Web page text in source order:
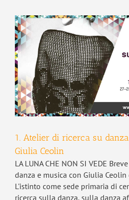
1. Atelier di ricerca su
Giulia Ceolin
LA LUNA CHE NON SI VEDE
danza e musica con Giulia
L'istinto come sede primaria di
ricerca sulla danza, sulla danza